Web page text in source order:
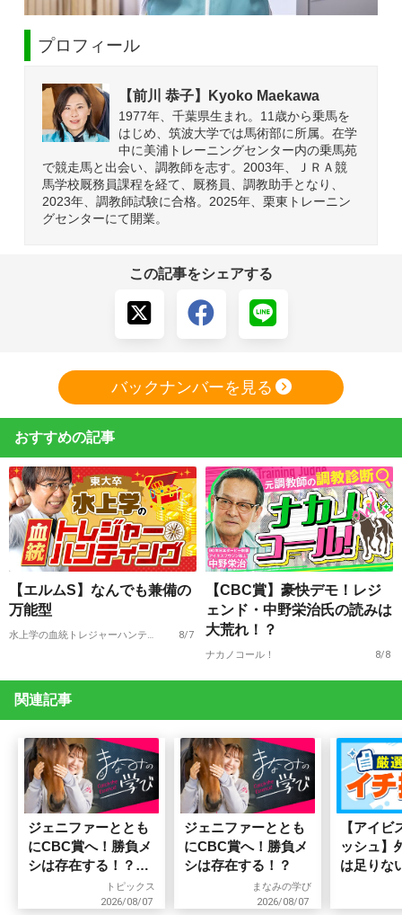
プロフィール
【前川 恭子】Kyoko Maekawa
1977年、千葉県生まれ。11歳から乗馬を
はじめ、筑波大学では馬術部に所属。在学
中に美浦トレーニングセンター内の乗馬苑
で競走馬と出会い、調教師を志す。2003年、ＪＲＡ競
馬学校厩務員課程を経て、厩務員、調教助手となり、
2023年、調教師試験に合格。2025年、栗東トレーニン
グセンターにて開業。
この記事をシェアする
バックナンバーを見る
おすすめの記事
【エルムS】なんでも兼備の
万能型
水上学の血統トレジャーハンティング 8/7
【CBC賞】豪快デモ！レジ
ェンド・中野栄治氏の読みは
大荒れ！？
ナカノコール！ 8/8
関連記事
ジェニファーととも
にCBC賞へ！勝負メ
シは存在する！？
【永島まなみコラ
トピックス
2026/08/07
ジェニファーととも
にCBC賞へ！勝負メ
シは存在する！？
まなみの学び
2026/08/07
【アイビ
ッシュ】
は足りな